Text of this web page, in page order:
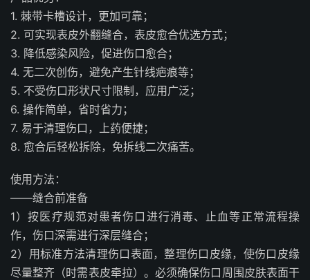
1. 棘带卡槽设计，更加可靠；
2. 可实现表皮外翻缝合，表皮愈合优选方式；
3. 降低感染风险，促进伤口愈合；
4. 无二次创伤，避免产生针线疤痕等；
5. 不受伤口形状尺寸限制，应用广泛；
6. 操作简单，省时省力；
7. 易于清理伤口，上药便捷；
8. 愈合后轻松拆除，免拆线二次痛苦。
使用方法：
——缝合前准备
1）按医疗规范对患者伤口进行消毒、止血等正常流程操
作，伤口深需进行深层缝合；
2）用标准方法清理伤口表面，整理伤口皮缘，使伤口皮缘
尽量整齐（时需表皮牵拉）。必须确保伤口周围皮肤表面干